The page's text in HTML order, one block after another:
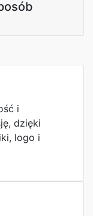
i
dzięki
logo i